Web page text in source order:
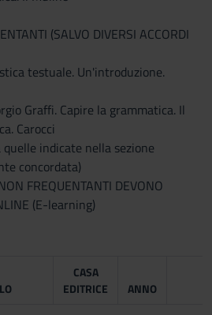
(SALVO DIVERSI ACCORDI
testuale. Un'introduzione.
Graffi. Capire la grammatica. Il
Carocci
indicate nella sezione
concordata)
FREQUENTANTI DEVONO
(E-learning)
CASA
EDITRICE
ANNO